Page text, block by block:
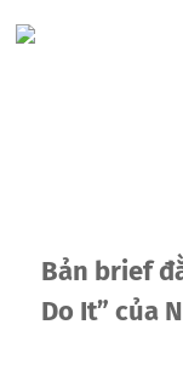
Bản brief
Do It” của